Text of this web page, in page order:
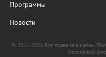
Программы
Новости
© 2011-2026 Все права защищены.
Российской